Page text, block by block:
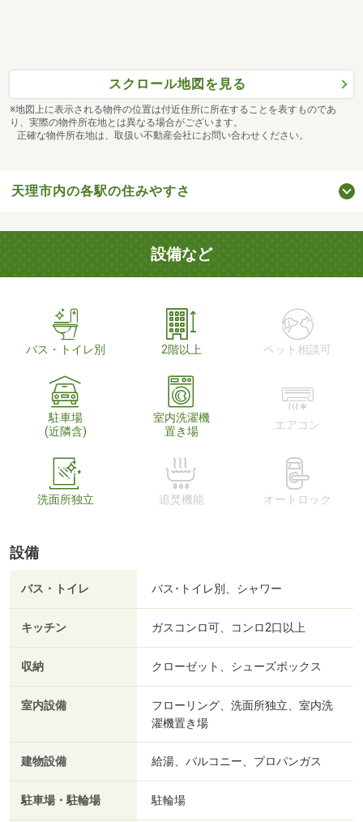
スクロール地図を見る
※地図上に表示される物件の位置は付近住所に所在することを表すものであ
り、実際の物件所在地とは異なる場合がございます。
正確な物件所在地は、取扱い不動産会社にお問い合わせください。
天理市内の各駅の住みやすさ
設備など
バス・トイレ別 2階以上 ペット相談可
駐車場
(近隣含)
室内洗濯機
置き場
エアコン
洗面所独立 追焚機能 オートロック
設備
バス・トイレ バス･トイレ別、シャワー
キッチン ガスコンロ可、コンロ2口以上
収納 クローゼット、シューズボックス
室内設備
フローリング、洗面所独立、室内洗
濯機置き場
建物設備 給湯、バルコニー、プロパンガス
駐車場・駐輪場 駐輪場